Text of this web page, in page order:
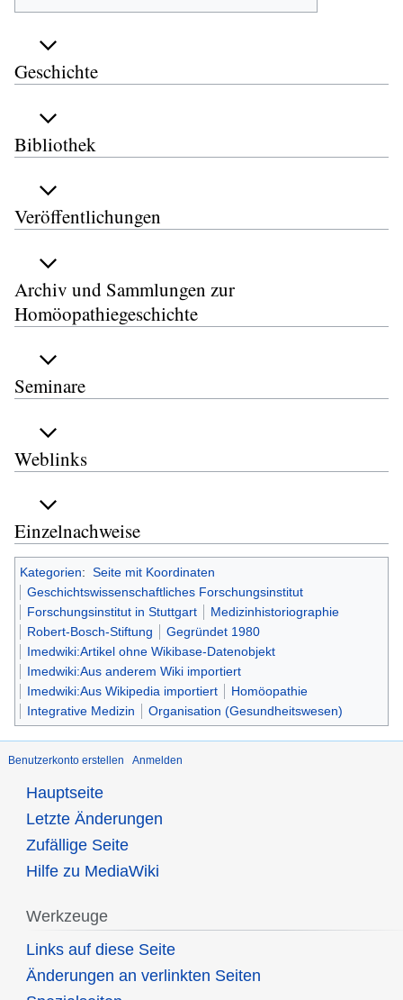
Geschichte
Bibliothek
Veröffentlichungen
Archiv und Sammlungen zur
Homöopathiegeschichte
Seminare
Weblinks
Einzelnachweise
Kategorien: Seite mit Koordinaten
Geschichtswissenschaftliches Forschungsinstitut
Forschungsinstitut in Stuttgart
Medizinhistoriographie
Robert-Bosch-Stiftung
Gegründet 1980
Imedwiki:Artikel ohne Wikibase-Datenobjekt
Imedwiki:Aus anderem Wiki importiert
Imedwiki:Aus Wikipedia importiert
Homöopathie
Integrative Medizin
Organisation (Gesundheitswesen)
Benutzerkonto erstellen Anmelden
Hauptseite
Letzte Änderungen
Zufällige Seite
Hilfe zu MediaWiki
Werkzeuge
Links auf diese Seite
Änderungen an verlinkten Seiten